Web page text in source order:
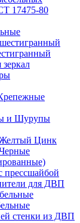
17475-80
и Шурупы
Цинк
прессшайбой
для ДВП
стенки из ДВП